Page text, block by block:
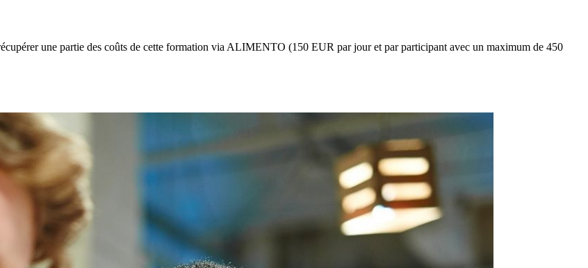
une partie des coûts de cette formation via ALIMENTO (150 EUR par jour et par participant avec un maximum de 450